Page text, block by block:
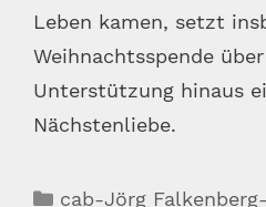
Leben kamen, setzt
Weihnachtsspende
Unterstützung hinaus
Nächstenliebe.
Kategorien
cab-Jörg